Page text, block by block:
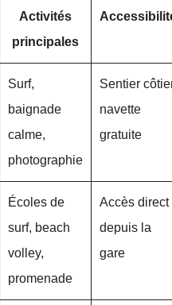
Activités
principales
Surf,
baignade
calme,
photographie
Sentier
navette
gratuite
Écoles de
surf, beach
volley,
promenade
Accès direct
depuis la
gare